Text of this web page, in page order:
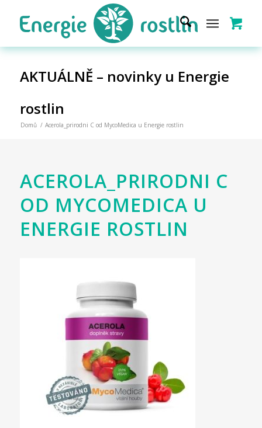
AKTUÁLNĚ – novinky u Energie
rostlin
Domů / Acerola_prirodni C od MycoMedica u Energie rostlin
ACEROLA_PRIRODNI C
OD MYCOMEDICA U
ENERGIE ROSTLIN